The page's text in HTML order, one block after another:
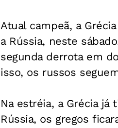
Atual campeã, a
a Rússia, neste
segunda derrota em
isso, os russos
Na estréia, a Grécia já
Rússia, os gregos